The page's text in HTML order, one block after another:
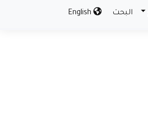
البحث